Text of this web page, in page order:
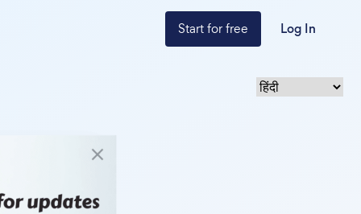
Start for free Log In